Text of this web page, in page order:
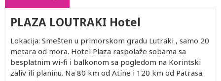
PLAZA LOUTRAKI Hotel
Lokacija: Smešten u primorskom gradu Lutraki , samo 20
metara od mora. Hotel Plaza raspolaže sobama sa
besplatnim wi-fi i balkonom sa pogledom na Korintski
zaliv ili planinu. Na 80 km od Atine i 120 km od Patrasa.